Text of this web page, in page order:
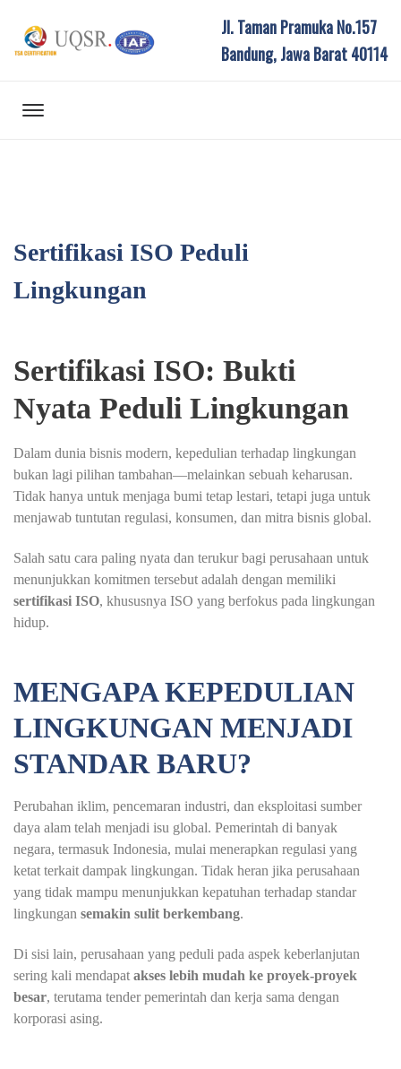
Jl. Taman Pramuka No.157
Bandung, Jawa Barat 40114
Sertifikasi ISO Peduli
Lingkungan
Sertifikasi ISO: Bukti
Nyata Peduli Lingkungan
Dalam dunia bisnis modern, kepedulian terhadap lingkungan
bukan lagi pilihan tambahan—melainkan sebuah keharusan.
Tidak hanya untuk menjaga bumi tetap lestari, tetapi juga untuk
menjawab tuntutan regulasi, konsumen, dan mitra bisnis global.
Salah satu cara paling nyata dan terukur bagi perusahaan untuk
menunjukkan komitmen tersebut adalah dengan memiliki
sertifikasi ISO, khususnya ISO yang berfokus pada lingkungan
hidup.
MENGAPA KEPEDULIAN
LINGKUNGAN MENJADI
STANDAR BARU?
Perubahan iklim, pencemaran industri, dan eksploitasi sumber
daya alam telah menjadi isu global. Pemerintah di banyak
negara, termasuk Indonesia, mulai menerapkan regulasi yang
ketat terkait dampak lingkungan. Tidak heran jika perusahaan
yang tidak mampu menunjukkan kepatuhan terhadap standar
lingkungan semakin sulit berkembang.
Di sisi lain, perusahaan yang peduli pada aspek keberlanjutan
sering kali mendapat akses lebih mudah ke proyek-proyek
besar, terutama tender pemerintah dan kerja sama dengan
korporasi asing.